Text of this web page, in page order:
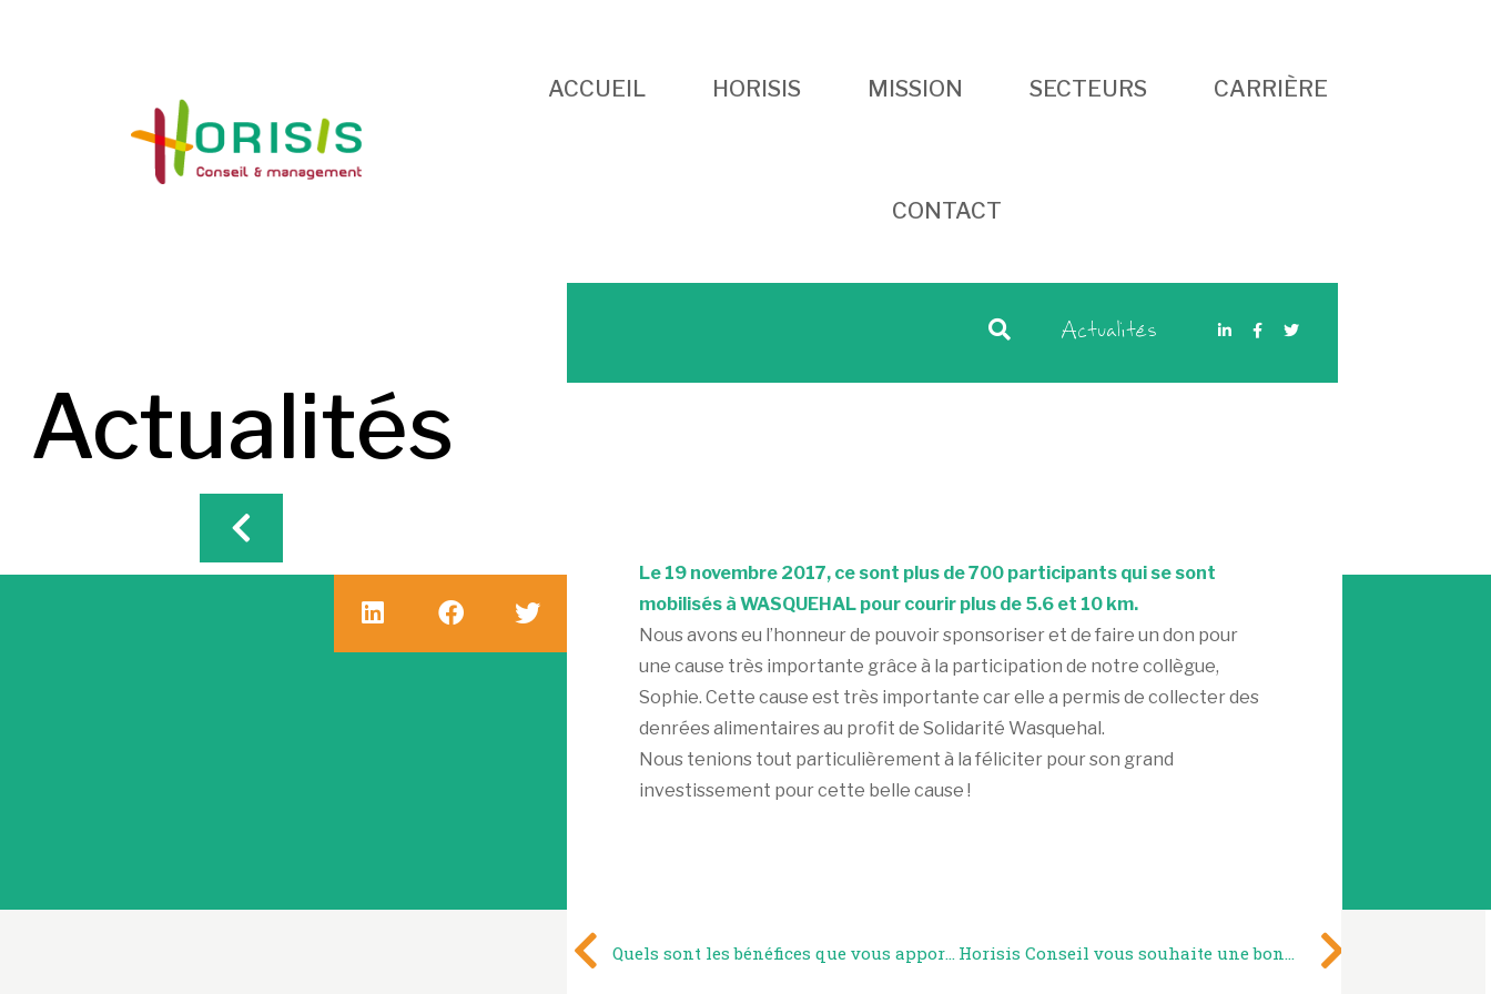
ACCUEIL HORISIS MISSION SECTEURS CARRIÈRE
CONTACT
Actualités
Actualités
Le 19 novembre 2017, ce sont plus de 700 participants qui se sont
mobilisés à WASQUEHAL pour courir plus de 5.6 et 10 km.
Nous avons eu l’honneur de pouvoir sponsoriser et de faire un don pour
une cause très importante grâce à la participation de notre collègue,
Sophie. Cette cause est très importante car elle a permis de collecter des
denrées alimentaires au profit de Solidarité Wasquehal.
Nous tenions tout particulièrement à la féliciter pour son grand
investissement pour cette belle cause !
Quels sont les bénéfices que vous apporte la sérialisation ? Horisis Conseil vous souhaite une bonne année !